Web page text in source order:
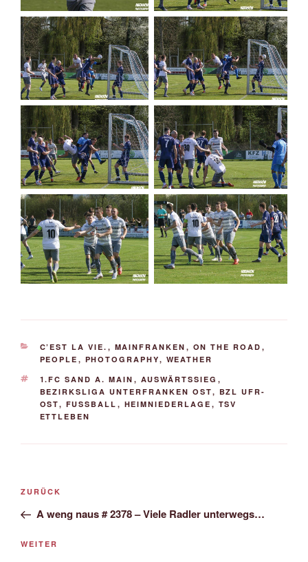
KATEGORIEN
C’EST LA VIE. , MAINFRANKEN , ON THE ROAD ,
PEOPLE , PHOTOGRAPHY, WEATHER
SCHLAGWÖRTER
1.FC SAND A. MAIN , AUSWÄRTSSIEG ,
BEZIRKSLIGA UNTERFRANKEN OST, BZL UFR-
OST, FUSSBALL , HEIMNIEDERLAGE , TSV
ETTLEBEN
Beitrags-
Vorheriger
Beitrag
ZURÜCK
A weng naus # 2378 – Viele Radler unterwegs…
Nächster
WEITER